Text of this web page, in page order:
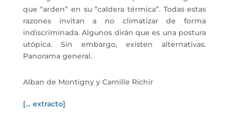
que “arden” en su “caldera térmica”. Todas estas
razones invitan a no climatizar de forma
indiscriminada. Algunos dirán que es una postura
utópica. Sin embargo, existen alternativas.
Panorama general.
Alban de Montigny y Camille Richir
[… extracto]